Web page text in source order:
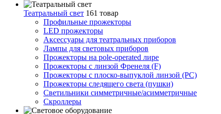
Театральный свет 161 товар
Профильные прожекторы
LED прожекторы
Аксессуары для театральных приборов
Лампы для световых приборов
Прожекторы на pole-operated лире
Прожекторы с линзой Френеля (F)
Прожекторы с плоско-выпуклой линзой (PC)
Прожекторы следящего света (пушки)
Светильники симметричные/асимметричные
Скроллеры